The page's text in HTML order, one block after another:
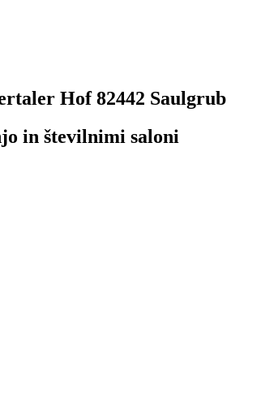
Hof82442 Saulgrub
in številnimi saloni